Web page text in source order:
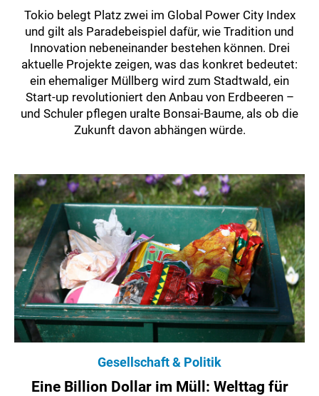
Tokio belegt Platz zwei im Global Power City Index
und gilt als Paradebeispiel dafür, wie Tradition und
Innovation nebeneinander bestehen können. Drei
aktuelle Projekte zeigen, was das konkret bedeutet:
ein ehemaliger Müllberg wird zum Stadtwald, ein
Start-up revolutioniert den Anbau von Erdbeeren –
und Schuler pflegen uralte Bonsai-Baume, als ob die
Zukunft davon abhängen würde.
Gesellschaft & Politik
Eine Billion Dollar im Müll: Welttag für